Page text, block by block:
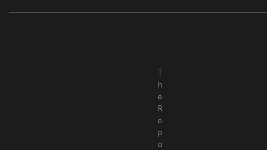
T
h
e
R
e
p